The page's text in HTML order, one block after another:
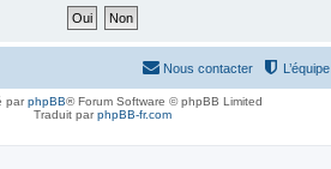
Nous contacter
parphpBB® Forum Software © phpBB Limited
Traduit parphpBB-fr.com